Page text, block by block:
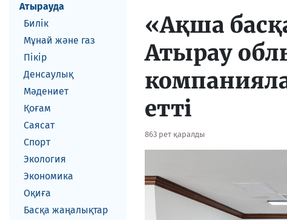
Атырауда
Билік
Мұнай және газ
Пікір
Денсаулық
Мәдениет
Қоғам
Саясат
Спорт
Экология
Экономика
Оқиға
Басқа жаңалықтар
«Ақша
Атырау
етті
863 рет қаралды